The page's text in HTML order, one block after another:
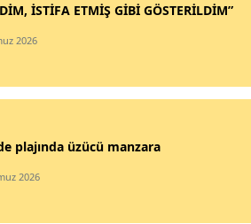
İSTİFA ETMİŞ GİBİ GÖSTERİLDİM”
2026
plajında üzücü manzara
2026